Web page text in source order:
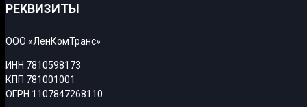
РЕКВИЗИТЫ
ООО «ЛенКомТранс»
ИНН 7810598173
КПП 781001001
ОГРН 1107847268110